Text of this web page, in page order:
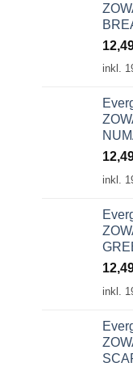
inkl.
inkl.
inkl.